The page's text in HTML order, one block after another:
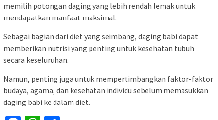
memilih potongan daging yang lebih rendah lemak untuk
mendapatkan manfaat maksimal.
Sebagai bagian dari diet yang seimbang, daging babi dapat
memberikan nutrisi yang penting untuk kesehatan tubuh
secara keseluruhan.
Namun, penting juga untuk mempertimbangkan faktor-faktor
budaya, agama, dan kesehatan individu sebelum memasukkan
daging babi ke dalam diet.